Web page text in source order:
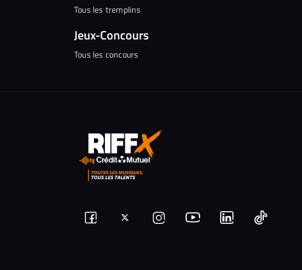
Tous les tremplins
Jeux-Concours
Tous les concours
Suivez-Suivez-Nous
NousNous Nous